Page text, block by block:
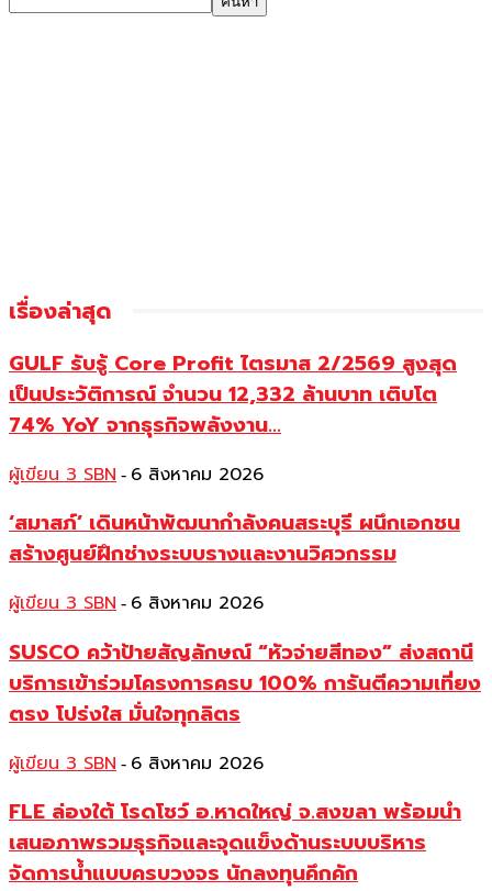
เรื่องล่าสุด
GULF รับรู้ Core Profit ไตรมาส 2/2569 สูงสุด
เป็นประวัติการณ์ จำนวน 12,332 ล้านบาท เติบโต
74% YoY จากธุรกิจพลังงาน...
ผู้เขียน 3 SBN - 6 สิงหาคม 2026
‘สมาสภ์’ เดินหน้าพัฒนากำลังคนสระบุรี ผนึกเอกชน
สร้างศูนย์ฝึกช่างระบบรางและงานวิศวกรรม
ผู้เขียน 3 SBN - 6 สิงหาคม 2026
SUSCO คว้าป้ายสัญลักษณ์ “หัวจ่ายสีทอง” ส่งสถานี
บริการเข้าร่วมโครงการครบ 100% การันตีความเที่ยง
ตรง โปร่งใส มั่นใจทุกลิตร
ผู้เขียน 3 SBN - 6 สิงหาคม 2026
FLE ล่องใต้ โรดโชว์ อ.หาดใหญ่ จ.สงขลา พร้อมนำ
เสนอภาพรวมธุรกิจและจุดแข็งด้านระบบบริหาร
จัดการน้ำแบบครบวงจร นักลงทุนคึกคัก